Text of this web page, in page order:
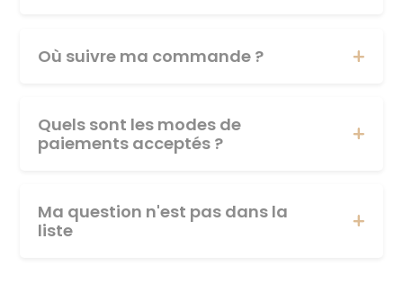
Où suivre ma commande ?
Quels sont les modes de
paiements acceptés ?
Ma question n'est pas dans la
liste